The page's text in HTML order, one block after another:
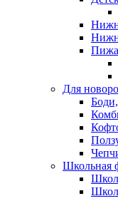
Для
Школьная